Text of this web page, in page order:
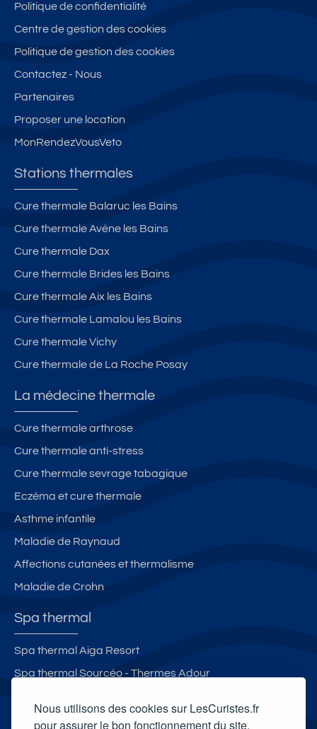
Nous utilisons des cookies sur LesCuristes.fr
pour assurer le bon fonctionnement du site,
Politique de confidentialité
Centre de gestion des cookies
Politique de gestion des cookies
Contactez - Nous
Partenaires
Proposer une location
MonRendezVousVeto
Stations thermales
Cure thermale Balaruc les Bains
Cure thermale Avène les Bains
Cure thermale Dax
Cure thermale Brides les Bains
Cure thermale Aix les Bains
Cure thermale Lamalou les Bains
Cure thermale Vichy
Cure thermale de La Roche Posay
La médecine thermale
Cure thermale arthrose
Cure thermale anti-stress
Cure thermale sevrage tabagique
Eczéma et cure thermale
Asthme infantile
Maladie de Raynaud
Affections cutanées et thermalisme
Maladie de Crohn
Spa thermal
Spa thermal Aiga Resort
Spa thermal Sourcéo - Thermes Adour